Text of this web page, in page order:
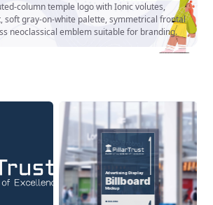
column temple logo with Ionic volutes,
soft gray-on-white palette, symmetrical frontal
neoclassical emblem suitable for branding.
Advertising Display
Billboard
Mockup
ON BUILDING